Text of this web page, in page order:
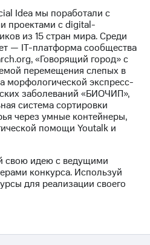
Idea мы поработали с
проектами с digital-
из 15 стран мира. Среди
— IT-платформа сообщества
«Говорящий город» с
перемещения слепых в
морфологической экспресс-
заболеваний «БИОЧИП»,
система сортировки
через умные контейнеры,
помощи Youtalk и
свою идею с ведущими
конкурса. Используй
для реализации своего